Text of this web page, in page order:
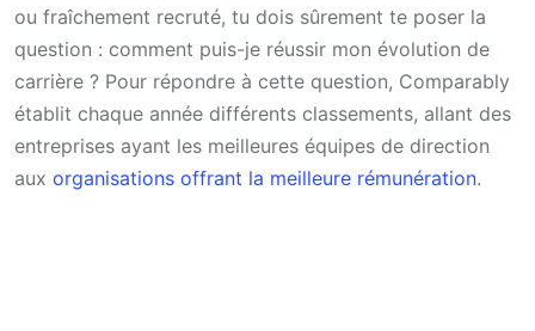
ou fraîchement recruté, tu dois sûrement te poser la
question : comment puis-je réussir mon évolution de
carrière ? Pour répondre à cette question, Comparably
établit chaque année différents classements, allant des
entreprises ayant les meilleures équipes de direction
aux organisations offrant la meilleure rémunération.